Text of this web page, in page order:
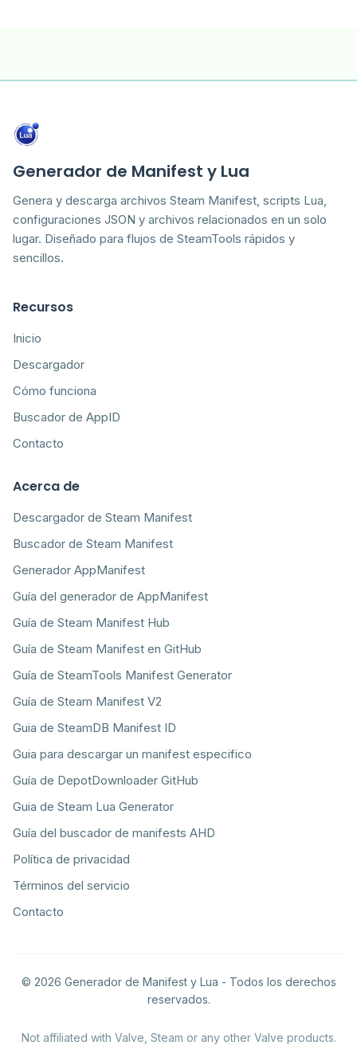
Generador de Manifest y Lua
Genera y descarga archivos Steam Manifest, scripts Lua,
configuraciones JSON y archivos relacionados en un solo
lugar. Diseñado para flujos de SteamTools rápidos y
sencillos.
Recursos
Inicio
Descargador
Cómo funciona
Buscador de AppID
Contacto
Acerca de
Descargador de Steam Manifest
Buscador de Steam Manifest
Generador AppManifest
Guía del generador de AppManifest
Guía de Steam Manifest Hub
Guía de Steam Manifest en GitHub
Guía de SteamTools Manifest Generator
Guía de Steam Manifest V2
Guia de SteamDB Manifest ID
Guia para descargar un manifest especifico
Guía de DepotDownloader GitHub
Guia de Steam Lua Generator
Guía del buscador de manifests AHD
Política de privacidad
Términos del servicio
Contacto
© 2026 Generador de Manifest y Lua - Todos los derechos
reservados.
Not affiliated with Valve, Steam or any other Valve products.